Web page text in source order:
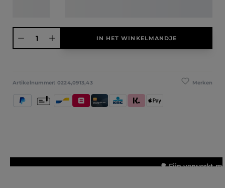
IN HET WINKELMANDJE
Merken
Artikelnummer: 0224,0913,43
PayPal Bancontact
BelfiusKredietkaart / Bankkaart
KBC/CBC Payment Button
Klarna (Achteraf betalen / In
Apple Pay
Vooruitbetaling
🌳 Fijn verwerkt